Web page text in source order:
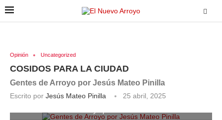
Opinión Uncategorized
COSIDOS PARA LA CIUDAD
Gentes de Arroyo por Jesús Mateo Pinilla
Escrito por Jesús Mateo Pinilla
25 abril, 2025